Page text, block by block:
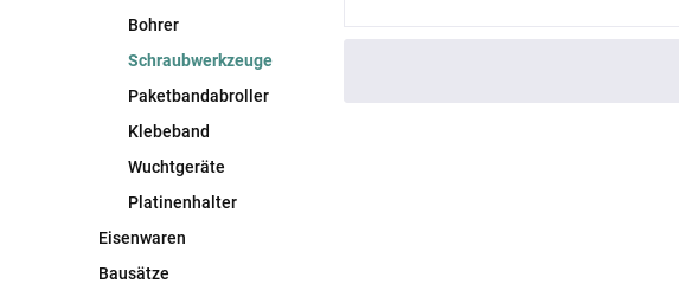
Bohrer
Schraubwerkzeuge
Paketbandabroller
Klebeband
Wuchtgeräte
Platinenhalter
Eisenwaren
Bausätze